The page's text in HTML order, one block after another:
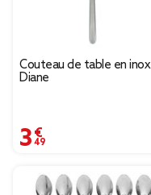
Couteau de table en inox
Diane
3,49 €